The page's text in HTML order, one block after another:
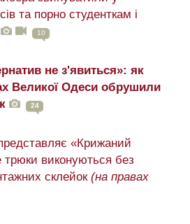
та порно студенткам і
10
не з'явиться»: як
Великої Одеси обрушили
24
«Крижаний
виконуються без
склейок (на правах